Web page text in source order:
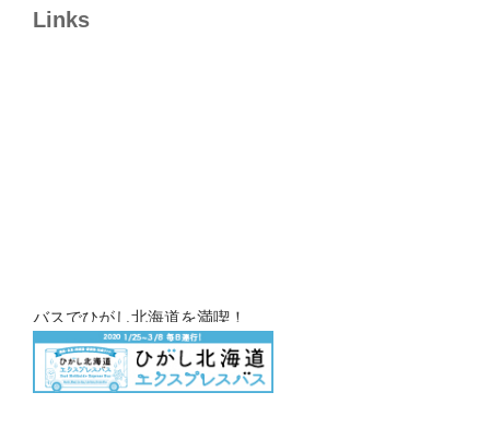
Links
バスでひがし北海道を満喫！